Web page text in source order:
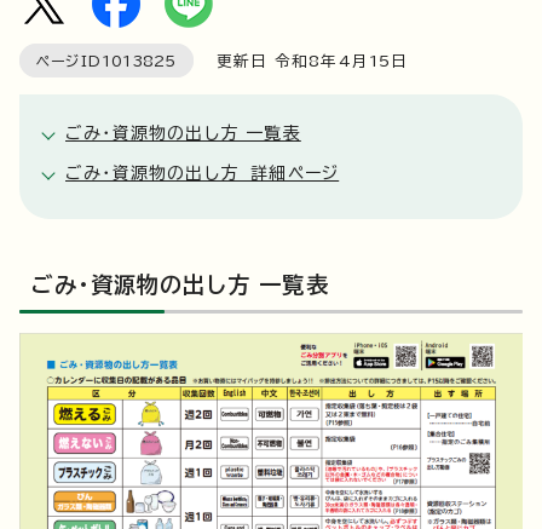
ページID 1013825 更新日 令和8年4月 15 日
ごみ・資源物の出し方 一覧表
ごみ・資源物の出し方 詳細ページ
ごみ・資源物の出し方 一覧表